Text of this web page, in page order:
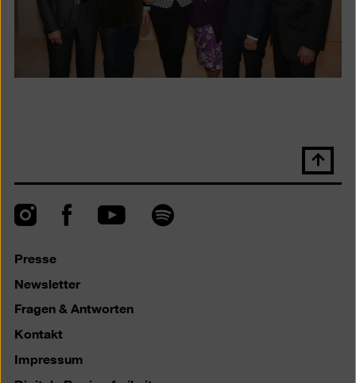
Nach
oben
InstagramFacebookYouTube Spotify
Presse
Newsletter
Fragen & Antworten
Kontakt
Impressum